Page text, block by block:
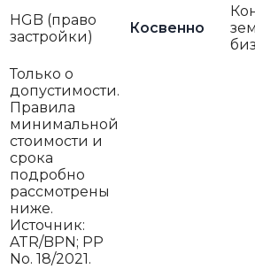
HGB (право
застройки)
Косвенно
Только о
допустимости.
Правила
минимальной
стоимости и
срока
подробно
рассмотрены
ниже.
Источник:
ATR/BPN; PP
No. 18/2021.